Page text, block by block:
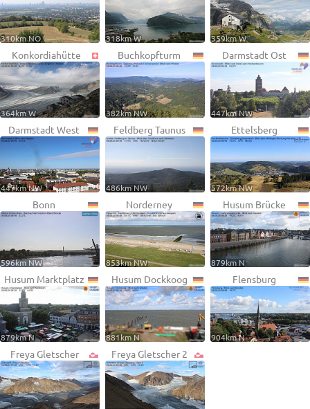
310km NO 318km W 359km W
Konkordiahütte
364km W
Buchkopfturm
382km NW
Darmstadt Ost
447km NW
Darmstadt West
447km NW
Feldberg Taunus
486km NW
Ettelsberg
572km NW
Bonn
596km NW
Norderney
853km NW
Husum Brücke
879km N
Husum Marktplatz
879km N
Husum Dockkoog
881km N
Flensburg
904km N
Freya Gletscher Freya Gletscher 2